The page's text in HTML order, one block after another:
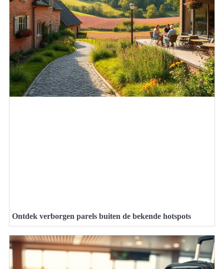
Ontdek verborgen parels buiten de bekende hotspots